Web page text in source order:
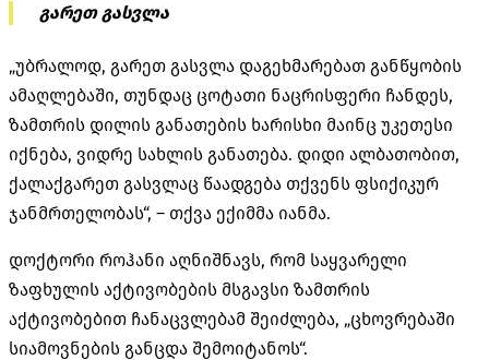
გარეთ გასვლა
„უბრალოდ, გარეთ გასვლა დაგეხმარებათ განწყობის
ამაღლებაში, თუნდაც ცოტათი ნაცრისფერი ჩანდეს,
ზამთრის დილის განათების ხარისხი მაინც უკეთესი
იქნება, ვიდრე სახლის განათება. დიდი ალბათობით,
ქალაქგარეთ გასვლაც წაადგება თქვენს ფსიქიკურ
ჯანმრთელობას“, – თქვა ექიმმა იანმა.
დოქტორი როჰანი აღნიშნავს, რომ საყვარელი
ზაფხულის აქტივობების მსგავსი ზამთრის
აქტივობებით ჩანაცვლებამ შეიძლება, „ცხოვრებაში
სიამოვნების განცდა შემოიტანოს“.